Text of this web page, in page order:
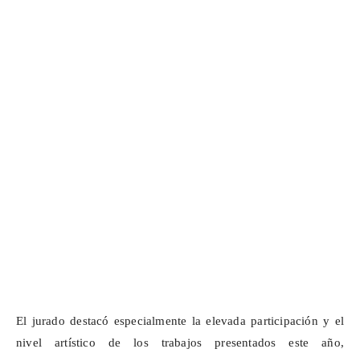
El jurado destacó especialmente la elevada participación y el
nivel artístico de los trabajos presentados este año,